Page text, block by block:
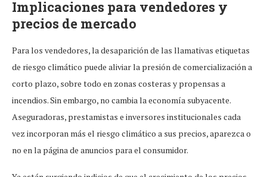
Implicaciones para vendedores y
precios de mercado
Para los vendedores, la desaparición de las llamativas etiquetas
de riesgo climático puede aliviar la presión de comercialización a
corto plazo, sobre todo en zonas costeras y propensas a
incendios. Sin embargo, no cambia la economía subyacente.
Aseguradoras, prestamistas e inversores institucionales cada
vez incorporan más el riesgo climático a sus precios, aparezca o
no en la página de anuncios para el consumidor.